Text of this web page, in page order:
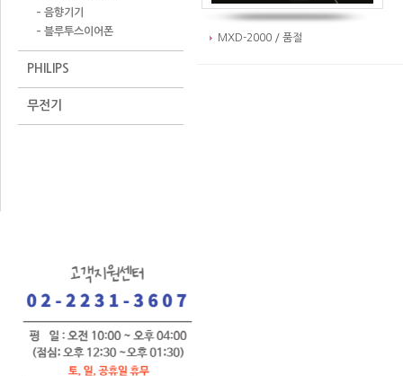
– 음향기기
– 블루투스이어폰
PHILIPS
무전기
MXD-2000 / 품절